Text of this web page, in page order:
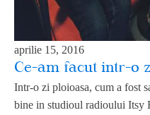
aprilie 15, 2016
Ce-am facut intr-o
Intr-o zi ploioasa, cum a fost
bine in studioul radioului Itsy